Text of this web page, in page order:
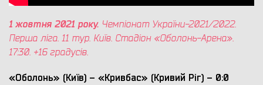
1 жовтня 2021 року. Чемпіонат України-2021/2022.
Перша ліга. 11 тур. Київ. Стадіон «Оболонь-Арена».
17:30. +16 градусів.
«Оболонь» (Київ) – «Кривбас» (Кривий Ріг) – 0:0